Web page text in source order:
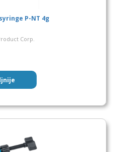
P-NT 4g
Corp.